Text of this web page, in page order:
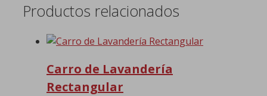
Productos relacionados
Carro de Lavandería
Rectangular